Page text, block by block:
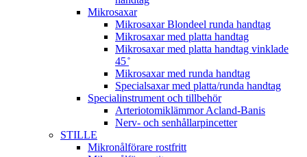
Mikrosaxar
Mikrosaxar Blondeel runda handtag
Mikrosaxar med platta handtag
Mikrosaxar med platta handtag vinklade
45 ̊
Mikrosaxar med runda handtag
Specialsaxar med platta/runda handtag
Specialinstrument och tillbehör
Arteriotomiklämmor Acland-Banis
Nerv- och senhållarpincetter
STILLE
Mikronålförare rostfritt